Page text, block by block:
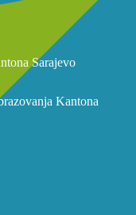
Sarajevo
Kantona